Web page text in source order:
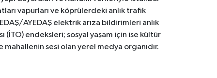
vapurları ve köprülerdeki anlık trafik
AYEDAŞ elektrik arıza bildirimleri anlık
(İTO) endeksleri; sosyal yaşam için ise kültür
sesi olan yerel medya organıdır.